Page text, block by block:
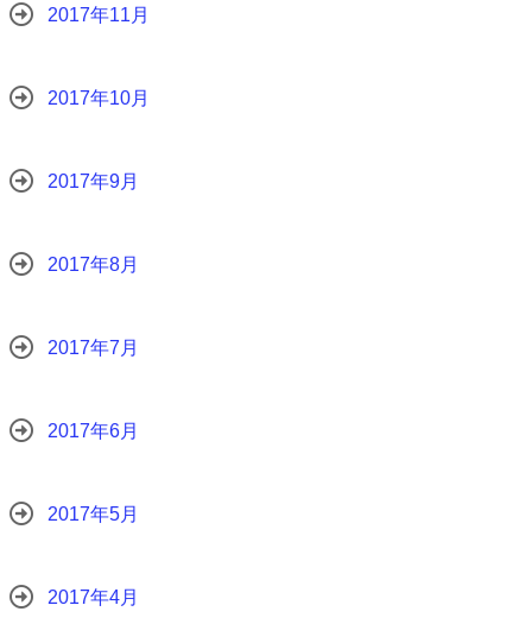
2017年11月
2017年10月
2017年9月
2017年8月
2017年7月
2017年6月
2017年5月
2017年4月